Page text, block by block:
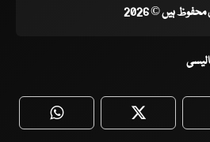
ہیں © 2026
WhatsApp Twitter